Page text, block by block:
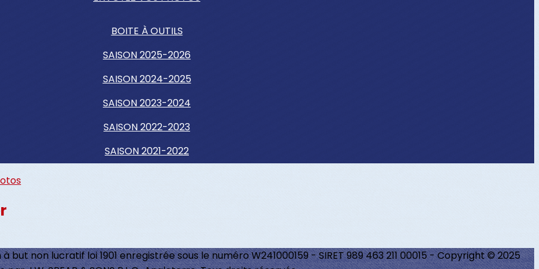
BOITE À OUTILS
SAISON 2025-2026
SAISON 2024-2025
SAISON 2023-2024
SAISON 2022-2023
SAISON 2021-2022
non lucratif loi 1901 enregistrée sous le numéro W241000159 - SIRET 989 463 211 00015 - Copyright © 2025